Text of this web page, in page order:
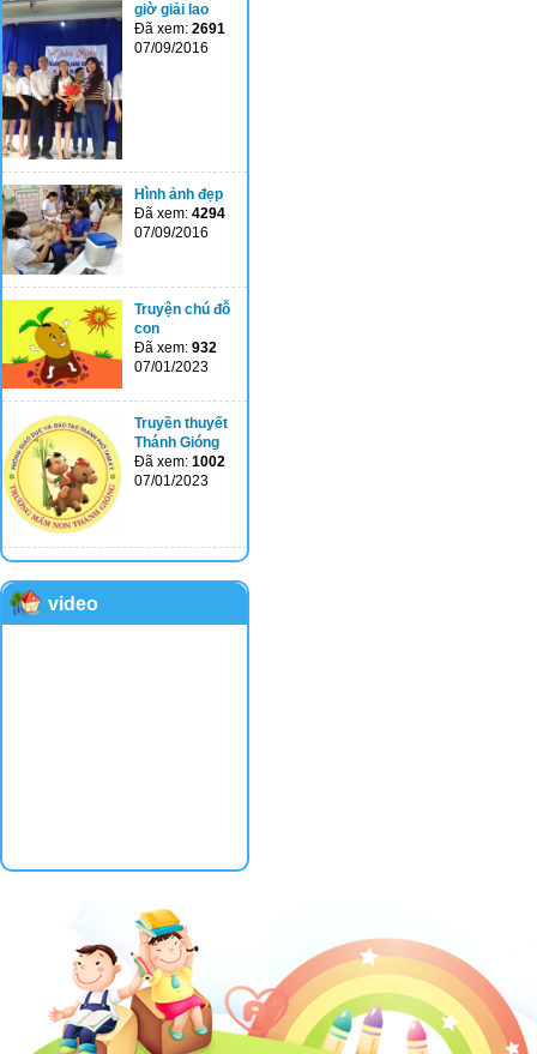
giờ giải lao
Đã xem: 2691
07/09/2016
Hình ảnh đẹp
Đã xem: 4294
07/09/2016
Truyện chú đỗ
con
Đã xem: 932
07/01/2023
Truyền thuyết
Thánh Gióng
Đã xem: 1002
07/01/2023
video